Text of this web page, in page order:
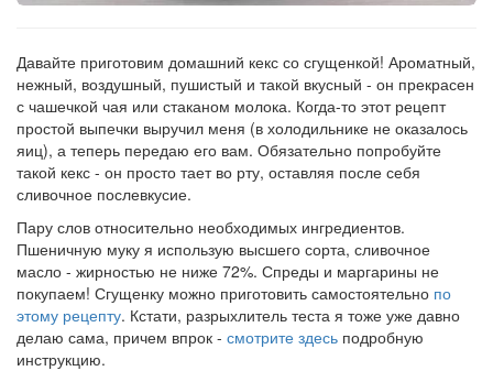
заказу
Давайте приготовим домашний кекс со сгущенкой! Ароматный,
нежный, воздушный, пушистый и такой вкусный - он прекрасен
с чашечкой чая или стаканом молока. Когда-то этот рецепт
простой выпечки выручил меня (в холодильнике не оказалось
яиц), а теперь передаю его вам. Обязательно попробуйте
такой кекс - он просто тает во рту, оставляя после себя
сливочное послевкусие.
Пару слов относительно необходимых ингредиентов.
Пшеничную муку я использую высшего сорта, сливочное
масло - жирностью не ниже 72%. Спреды и маргарины не
покупаем! Сгущенку можно приготовить самостоятельно по
этому рецепту. Кстати, разрыхлитель теста я тоже уже давно
делаю сама, причем впрок - смотрите здесь подробную
инструкцию.